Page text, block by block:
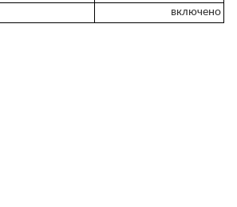
включено